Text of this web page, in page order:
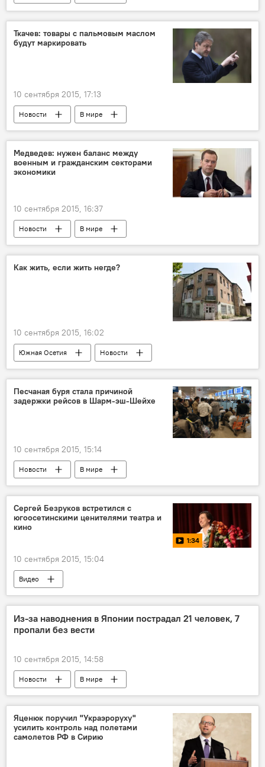
Ткачев: товары с пальмовым маслом
будут маркировать
10 сентября 2015, 17:13
Новости В мире
Медведев: нужен баланс между
военным и гражданским секторами
экономики
10 сентября 2015, 16:37
Новости В мире
Как жить, если жить негде?
10 сентября 2015, 16:02
Южная Осетия Новости
Песчаная буря стала причиной
задержки рейсов в Шарм-эш-Шейхе
10 сентября 2015, 15:14
Новости В мире
Сергей Безруков встретился с
югоосетинскими ценителями театра и
кино
1:34
10 сентября 2015, 15:04
Видео
Из-за наводнения в Японии пострадал 21 человек, 7
пропали без вести
10 сентября 2015, 14:58
Новости В мире
Яценюк поручил "Украэроруху"
усилить контроль над полетами
самолетов РФ в Сирию